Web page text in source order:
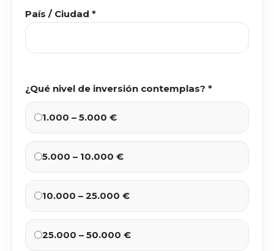
País / Ciudad *
¿Qué nivel de inversión contemplas? *
1.000 – 5.000 €
5.000 – 10.000 €
10.000 – 25.000 €
25.000 – 50.000 €